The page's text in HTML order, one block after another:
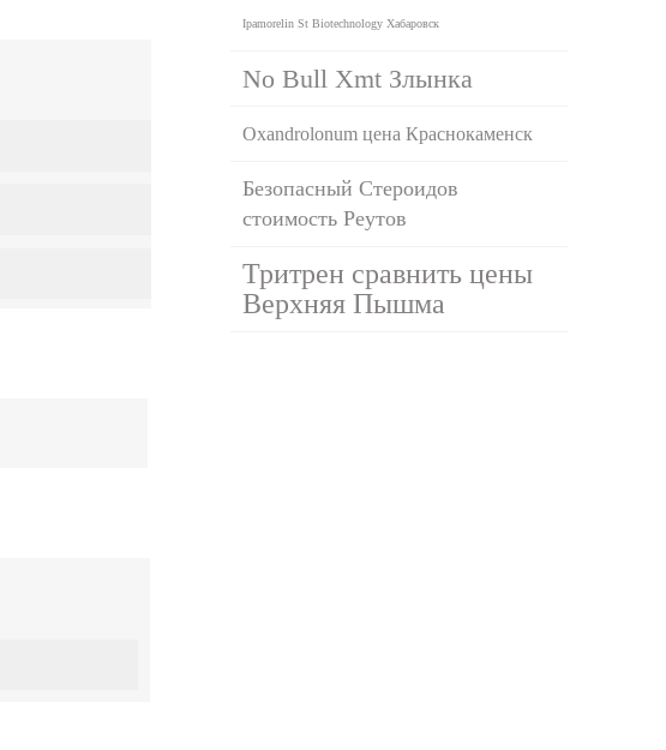
Ipamorelin St Biotechnology Хабаровск
No Bull Xmt Злынка
Oxandrolonum цена Краснокаменск
Безопасный Стероидов
стоимость Реутов
Тритрен сравнить цены
Верхняя Пышма